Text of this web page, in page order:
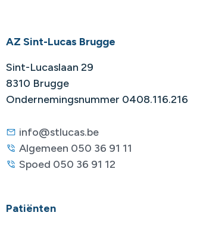
AZ Sint-Lucas Brugge
Sint-Lucaslaan 29
8310 Brugge
Ondernemingsnummer 0408.116.216
info@stlucas.be
Algemeen 050 36 91 11
Spoed 050 36 91 12
Patiënten